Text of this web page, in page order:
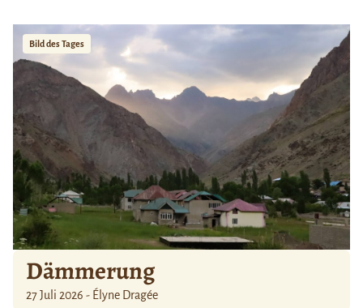
Bild des Tages
Dämmerung
27 Juli 2026 - Élyne Dragée